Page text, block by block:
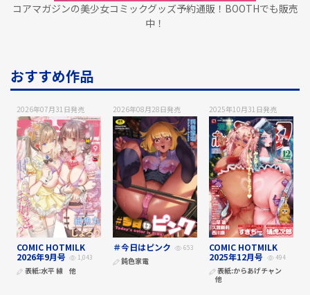
コアマガジンの美少女コミックグッズ予約通販！BOOTHでも販売
中！
おすすめ作品
2026年07月31日発売
COMIC HOTMILK
2026年9月号
1,043
表紙:水平 線 他
2026年08月28日発売
＃今日はピンク 653
鈍色家電
2025年10月31日発売
COMIC HOTMILK
2025年12月号
494
表紙:からあげチャン
他